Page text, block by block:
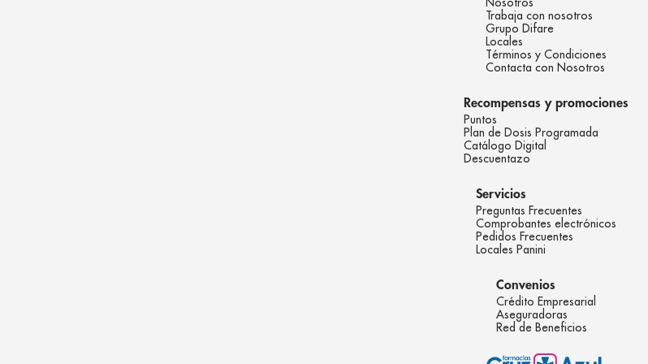
Trabaja con nosotros
Grupo Difare
Locales
Términos y Condiciones
Contacta con Nosotros
Recompensas y promociones
Puntos
Plan de Dosis Programada
Catálogo Digital
Descuentazo
Servicios
Preguntas Frecuentes
Comprobantes electrónicos
Pedidos Frecuentes
Locales Panini
Convenios
Crédito Empresarial
Aseguradoras
Red de Beneficios